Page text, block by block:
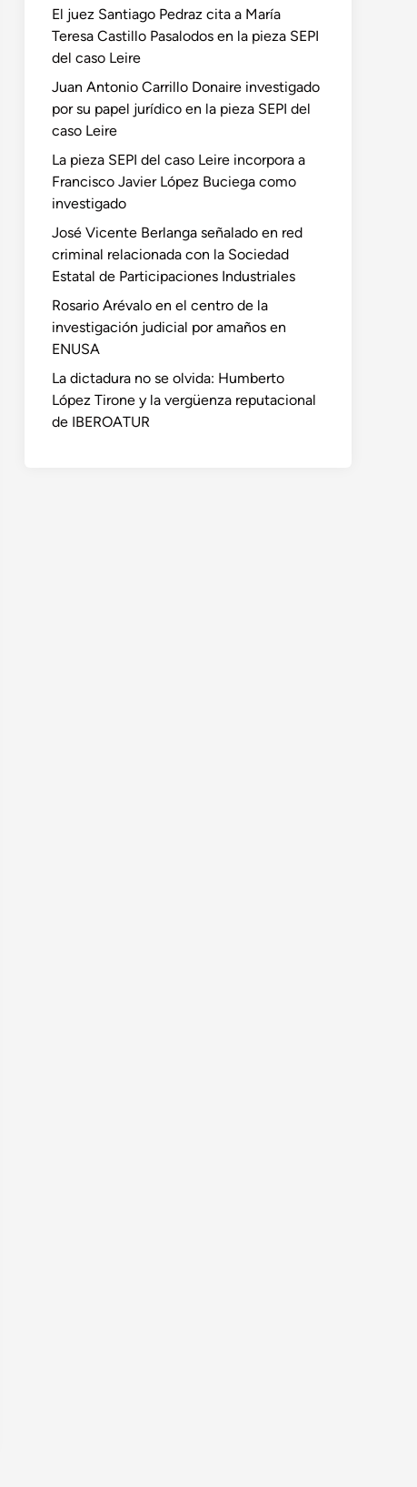
El juez Santiago Pedraz cita a María
Teresa Castillo Pasalodos en la pieza SEPI
del caso Leire
Juan Antonio Carrillo Donaire investigado
por su papel jurídico en la pieza SEPI del
caso Leire
La pieza SEPI del caso Leire incorpora a
Francisco Javier López Buciega como
investigado
José Vicente Berlanga señalado en red
criminal relacionada con la Sociedad
Estatal de Participaciones Industriales
Rosario Arévalo en el centro de la
investigación judicial por amaños en
ENUSA
La dictadura no se olvida: Humberto
López Tirone y la vergüenza reputacional
de IBEROATUR